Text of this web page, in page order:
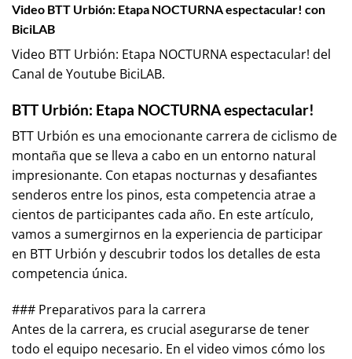
Video BTT Urbión: Etapa NOCTURNA espectacular! con
BiciLAB
Video BTT Urbión: Etapa NOCTURNA espectacular! del
Canal de Youtube BiciLAB.
BTT Urbión: Etapa NOCTURNA espectacular!
BTT Urbión es una emocionante carrera de ciclismo de
montaña que se lleva a cabo en un entorno natural
impresionante. Con etapas nocturnas y desafiantes
senderos entre los pinos, esta competencia atrae a
cientos de participantes cada año. En este artículo,
vamos a sumergirnos en la experiencia de participar
en BTT Urbión y descubrir todos los detalles de esta
competencia única.
### Preparativos para la carrera
Antes de la carrera, es crucial asegurarse de tener
todo el equipo necesario. En el video vimos cómo los